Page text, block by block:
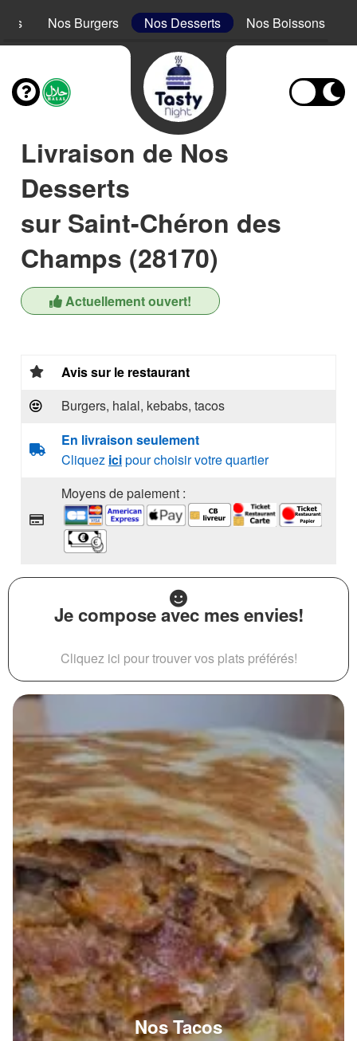
Nos Burgers Nos Desserts Nos Boissons
Livraison de Nos
Desserts
sur Saint-Chéron des
Champs (28170)
Actuellement ouvert!
Avis sur le restaurant
Burgers, halal, kebabs, tacos
En livraison seulement
Cliquez icipour choisir votre quartier
Moyens de paiement :
Je compose avec mes envies!
Cliquez ici pour trouver vos plats préférés!
Nos Tacos